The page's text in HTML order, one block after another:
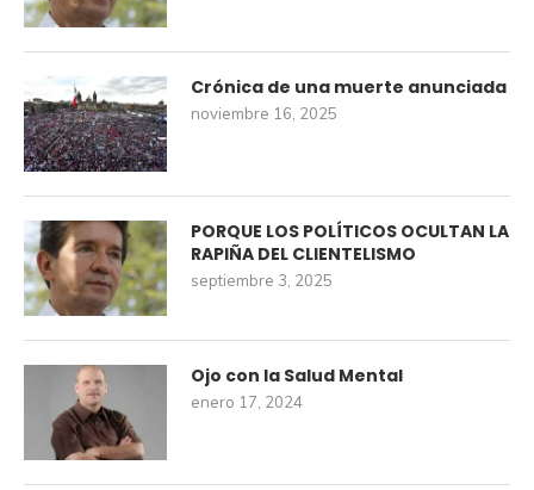
Crónica de una muerte anunciada
noviembre 16, 2025
PORQUE LOS POLÍTICOS OCULTAN LA
RAPIÑA DEL CLIENTELISMO
septiembre 3, 2025
Ojo con la Salud Mental
enero 17, 2024